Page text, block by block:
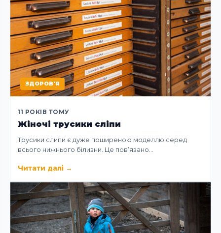
ЗДОРОВ'Я
11 РОКІВ ТОМУ
Жіночі трусики сліпи
Трусики слипи є дуже поширеною моделлю серед
всього нижнього білизни. Це пов’язано…
Читати далі →